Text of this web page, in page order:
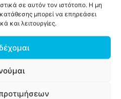
σε αυτόν τον ιστότοπο. Η μη
μπορεί να επηρεάσει
και λειτουργίες.